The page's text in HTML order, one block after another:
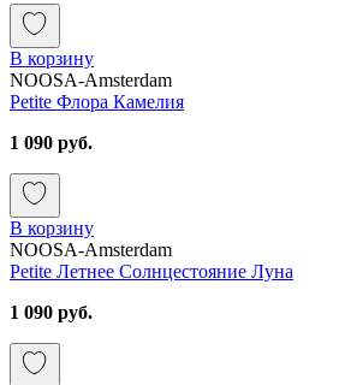
В корзину
NOOSA-Amsterdam
Petite Флора Камелия
1 090 руб.
В корзину
NOOSA-Amsterdam
Petite Летнее Солнцестояние Луна
1 090 руб.